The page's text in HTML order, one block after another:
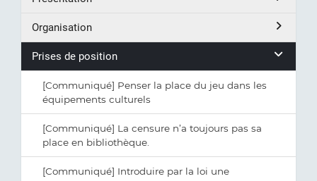
Organisation
Prises de position
[Communiqué] Penser la place du jeu dans les
équipements culturels
[Communiqué] La censure n’a toujours pas sa
place en bibliothèque.
[Communiqué] Introduire par la loi une